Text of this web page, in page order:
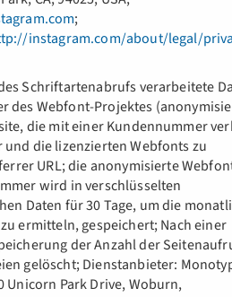
;
instagram.com/about/legal/
Schriftartenabrufs verarbeitete
des Webfont-Projektes
die mit einer Kundennummer
die lizenzierten Webfonts zu
URL; die anonymisierte
wird in verschlüsselten
Daten für 30 Tage, um die
ermitteln, gespeichert; Nach einer
der Anzahl der
gelöscht; Dienstanbieter:
Unicorn Park Drive, Woburn,